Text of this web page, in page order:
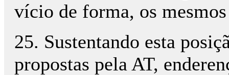
vício de forma, os
25. Sustentando esta
propostas pela AT,